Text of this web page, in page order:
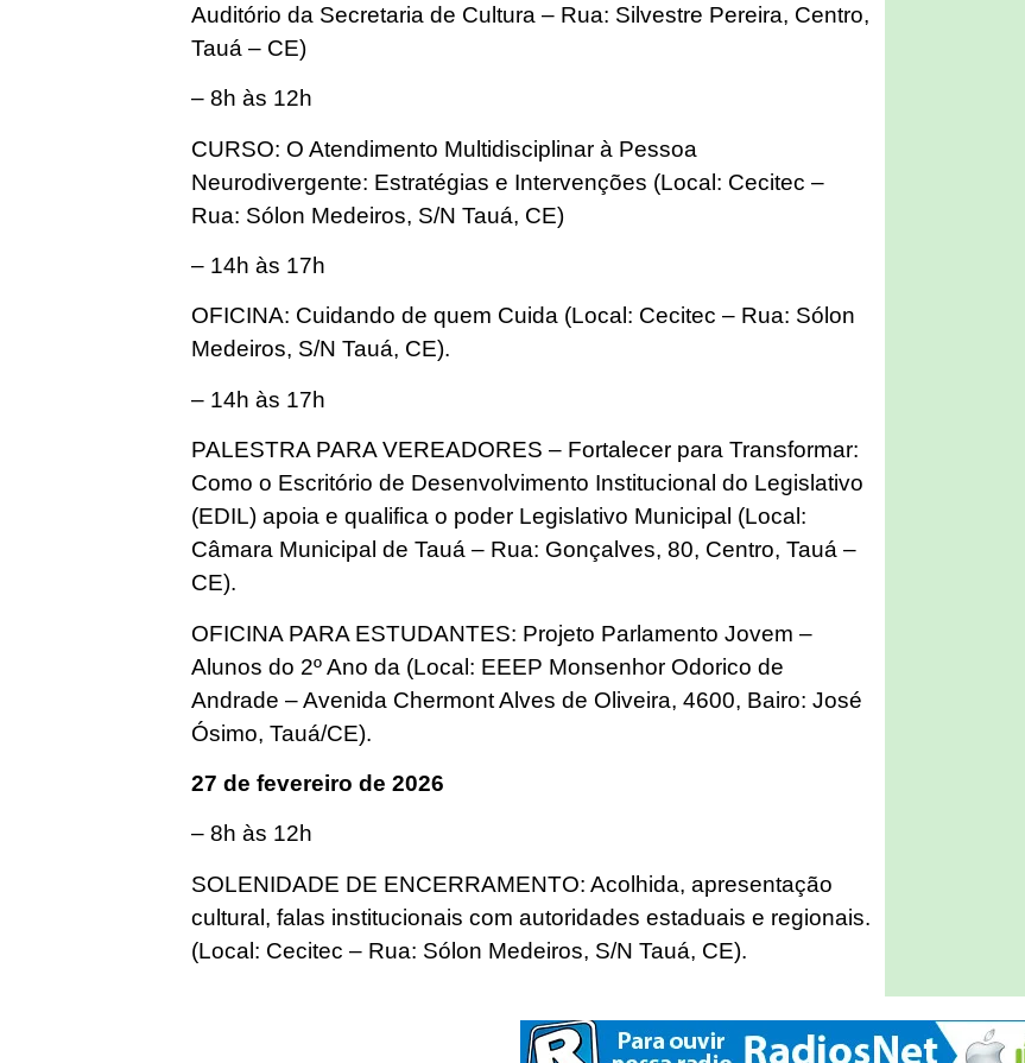
Auditório da Secretaria de Cultura – Rua: Silvestre Pereira, Centro,
Tauá – CE)
– 8h às 12h
CURSO: O Atendimento Multidisciplinar à Pessoa
Neurodivergente: Estratégias e Intervenções (Local: Cecitec –
Rua: Sólon Medeiros, S/N Tauá, CE)
– 14h às 17h
OFICINA: Cuidando de quem Cuida (Local: Cecitec – Rua: Sólon
Medeiros, S/N Tauá, CE).
– 14h às 17h
PALESTRA PARA VEREADORES – Fortalecer para Transformar:
Como o Escritório de Desenvolvimento Institucional do Legislativo
(EDIL) apoia e qualifica o poder Legislativo Municipal (Local:
Câmara Municipal de Tauá – Rua: Gonçalves, 80, Centro, Tauá –
CE).
OFICINA PARA ESTUDANTES: Projeto Parlamento Jovem –
Alunos do 2º Ano da (Local: EEEP Monsenhor Odorico de
Andrade – Avenida Chermont Alves de Oliveira, 4600, Bairo: José
Ósimo, Tauá/CE).
27 de fevereiro de 2026
– 8h às 12h
SOLENIDADE DE ENCERRAMENTO: Acolhida, apresentação
cultural, falas institucionais com autoridades estaduais e regionais.
(Local: Cecitec – Rua: Sólon Medeiros, S/N Tauá, CE).